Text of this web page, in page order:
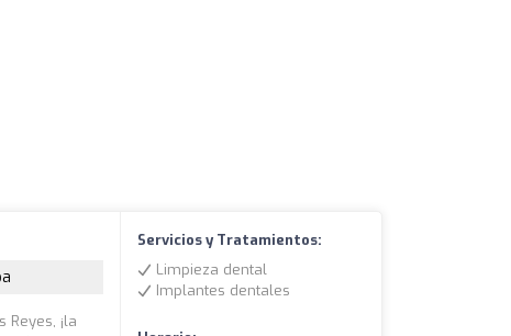
¡la
Servicios y Tratamientos:
Limpieza dental
Implantes dentales